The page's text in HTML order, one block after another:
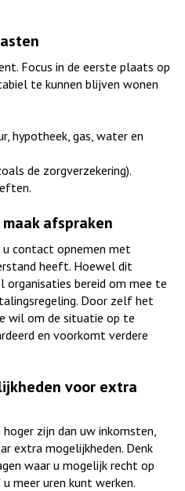
Focus in de eerste plaats op
te kunnen blijven wonen
hypotheek, gas, water en
de zorgverzekering).
afspraken
contact opnemen met
heeft. Hoewel dit
organisaties bereid om mee te
Door zelf het
wil om de situatie op te
en voorkomt verdere
voor extra
zijn dan uw inkomsten,
extra mogelijkheden. Denk
waar u mogelijk recht op
meer uren kunt werken.